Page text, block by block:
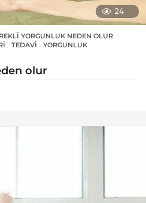
24
YORGUNLUK NEDEN OLUR
,TEDAVI ,YORGUNLUK
olur